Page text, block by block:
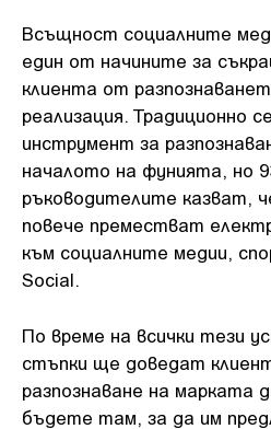
Всъщност социалните
един от начините за
клиента от
реализация. Традиционно
инструмент за
началото на фунията, но
ръководителите казват,
повече преместват
към социалните медии,
Social.
По време на всички тези
стъпки ще доведат
разпознаване на марката
бъдете там, за да им